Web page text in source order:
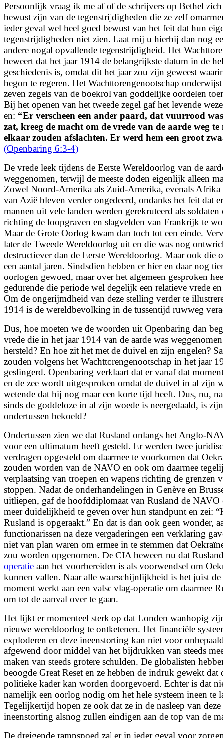
Persoonlijk vraag ik me af of de schrijvers op Bethel
bewust zijn van de tegenstrijdigheden die ze zelf
ieder geval wel heel goed bewust van het feit dat hun
tegenstrijdigheden niet zien. Laat mij u hierbij dan nog
andere nogal opvallende tegenstrijdigheid. Het
beweert dat het jaar 1914 de belangrijkste datum in de
geschiedenis is, omdat dit het jaar zou zijn geweest
begon te regeren. Het Wachttorengenootschap
zeven zegels van de boekrol van goddelijke oordelen
Bij het openen van het tweede zegel gaf het levende
en: “Er verscheen een ander paard, dat vuurrood
zat, kreeg de macht om de vrede van de aarde weg te
elkaar zouden afslachten. Er werd hem een groot
(Openbaring 6:3-4)
De vrede leek tijdens de Eerste Wereldoorlog van de
weggenomen, terwijl de meeste doden eigenlijk alleen
Zowel Noord-Amerika als Zuid-Amerika, evenals Afrika
van Azië bleven verder ongedeerd, ondanks het feit dat
mannen uit vele landen werden gerekruteerd als
richting de loopgraven en slagvelden van Frankrijk te
Maar de Grote Oorlog kwam dan toch tot een einde.
later de Tweede Wereldoorlog uit en die was nog
destructiever dan de Eerste Wereldoorlog. Maar ook die
een aantal jaren. Sindsdien hebben er hier en daar nog
oorlogen gewoed, maar over het algemeen gesproken
gedurende die periode wel degelijk een relatieve vrede
Om de ongerijmdheid van deze stelling verder te
1914 is de wereldbevolking in de tussentijd ruwweg
Dus, hoe moeten we de woorden uit Openbaring dan
vrede die in het jaar 1914 van de aarde was
hersteld? En hoe zit het met de duivel en zijn engelen?
zouden volgens het Wachttorengenootschap in het jaar
geslingerd. Openbaring verklaart dat er vanaf dat
en de zee wordt uitgesproken omdat de duivel in al zijn
wetende dat hij nog maar een korte tijd heeft. Dus, nu,
sinds de goddeloze in al zijn woede is neergedaald, is
ondertussen bekoeld?
Ondertussen zien we dat Rusland onlangs het Anglo-
voor een ultimatum heeft gesteld. Er werden twee
verdragen opgesteld om daarmee te voorkomen dat
zouden worden van de NAVO en ook om daarmee
verplaatsing van troepen en wapens richting de grenzen
stoppen. Nadat de onderhandelingen in Genève en
uitliepen, gaf de hoofddiplomaat van Rusland de NAVO
meer duidelijkheid te geven over hun standpunt en zei:
Rusland is opgeraakt.” En dat is dan ook geen wonder,
functionarissen na deze vergaderingen een verklaring
niet van plan waren om ermee in te stemmen dat
zou worden opgenomen. De CIA beweert nu dat
operatie aan het voorbereiden is als voorwendsel om
kunnen vallen. Naar alle waarschijnlijkheid is het juist
moment werkt aan een valse vlag-operatie om daarmee
om tot de aanval over te gaan.
Het lijkt er momenteel sterk op dat Londen wanhopig
nieuwe wereldoorlog te ontketenen. Het financiële
exploderen en deze ineenstorting kan niet voor
afgewend door middel van het bijdrukken van steeds
maken van steeds grotere schulden. De globalisten
beoogde Great Reset en ze hebben de indruk gewekt
politieke kader kan worden doorgevoerd. Echter is dat
namelijk een oorlog nodig om het hele systeem ineen te
Tegelijkertijd hopen ze ook dat ze in de nasleep van deze
ineenstorting alsnog zullen eindigen aan de top van de
De dreigende rampspoed zal er in ieder geval voor